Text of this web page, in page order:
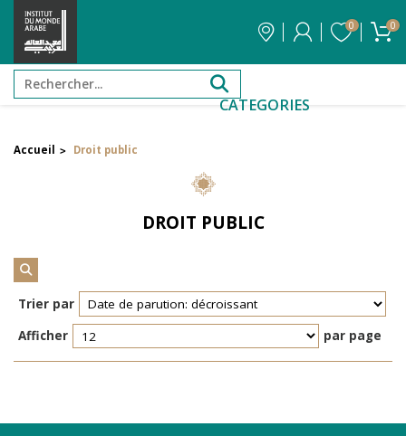
0 0
CATEGORIES
Filtrer par attribut
Réinitialiser les filtres
TENTER L'ART POUR SOIGNER
Accueil > Droit public
DROIT PUBLIC
Trier par
Afficher
par page